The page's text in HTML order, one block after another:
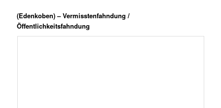
(Edenkoben) – Vermisstenfahndung /
Öffentlichkeitsfahndung